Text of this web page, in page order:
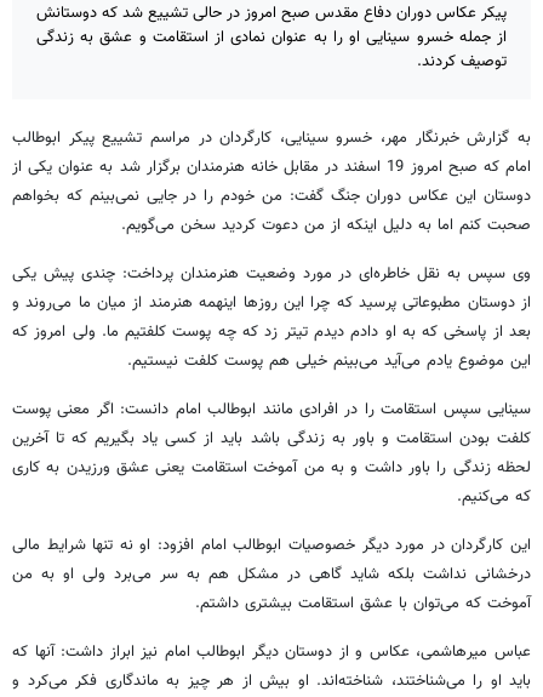
پیکر عکاس دوران دفاع مقدس صبح امروز در حالی تشییع شد که دوستانش
از جمله خسرو سینایی او را به عنوان نمادی از استقامت و عشق به زندگی
توصیف کردند.
به گزارش خبرنگار مهر، خسرو سینایی، کارگردان در مراسم تشییع پیکر ابوطالب
امام که صبح امروز 19 اسفند در مقابل خانه هنرمندان برگزار شد به عنوان یکی از
دوستان این عکاس دوران جنگ گفت: من خودم را در جایی نمی‌بینم که بخواهم
صحبت کنم اما به دلیل اینکه از من دعوت کردید سخن می‌گویم.
وی سپس به نقل خاطره‌ای در مورد وضعیت هنرمندان پرداخت: چندی پیش یکی
از دوستان مطبوعاتی پرسید که چرا این روزها اینهمه هنرمند از میان ما می‌روند و
بعد از پاسخی که به او دادم دیدم تیتر زد که چه پوست کلفتیم ما. ولی امروز که
این موضوع یادم می‌آید می‌بینم خیلی هم پوست کلفت نیستیم.
سینایی سپس استقامت را در افرادی مانند ابوطالب امام دانست: اگر معنی پوست
کلفت بودن استقامت و باور به زندگی باشد باید از کسی یاد بگیریم که تا آخرین
لحظه زندگی را باور داشت و به من آموخت استقامت یعنی عشق ورزیدن به کاری
که می‌کنیم.
این کارگردان در مورد دیگر خصوصیات ابوطالب امام افزود: او نه تنها شرایط مالی
درخشانی نداشت بلکه شاید گاهی در مشکل هم به سر می‌برد ولی او به من
آموخت که می‌توان با عشق استقامت بیشتری داشتم.
عباس میرهاشمی، عکاس و از دوستان دیگر ابوطالب امام نیز ابراز داشت: آنها که
باید او را می‌شناختند، شناخته‌اند. او بیش از هر چیز به ماندگاری فکر می‌کرد و